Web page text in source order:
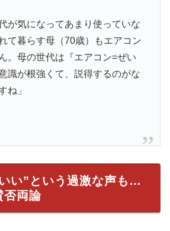
が気になってあまり使っていな
て暮らす母（70歳）もエアコン
。母の世代は『エアコン=ぜい
識が根強くて、説得するのがな
ね」
い”という過激な声も…
否両論